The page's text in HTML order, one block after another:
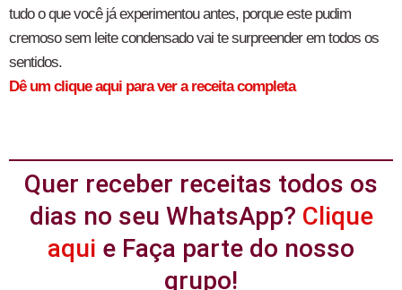
tudo o que você já experimentou antes, porque este pudim
cremoso sem leite condensado vai te surpreender em todos os
sentidos.
Dê um clique aqui para ver a receita completa
Quer receber receitas todos os
dias no seu WhatsApp? Clique
aqui e Faça parte do nosso
grupo!